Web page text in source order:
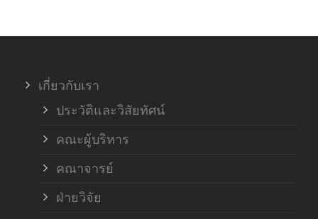
เกี่ยวกับเรา
ประวัติและวิสัยทัศน์
คณะผู้บริหาร
คณาจารย์
ฝ่ายวิจัย